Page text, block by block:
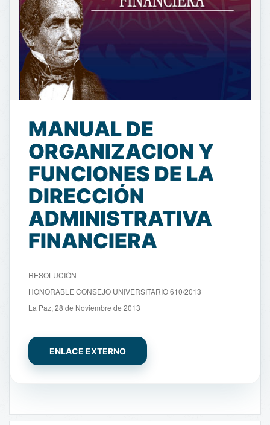
MANUAL DE
ORGANIZACION Y
FUNCIONES DE LA
DIRECCIÓN
ADMINISTRATIVA
FINANCIERA
RESOLUCIÓN
HONORABLE CONSEJO UNIVERSITARIO 610/2013
La Paz, 28 de Noviembre de 2013
ENLACE EXTERNO